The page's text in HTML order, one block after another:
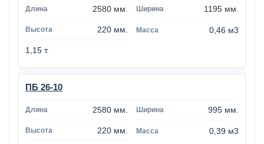
2580 мм. 1195 мм.
220 мм. 0,46 м3
1,15 т.
ПБ 26-10
2580 мм. 995 мм.
220 мм. 0,39 м3